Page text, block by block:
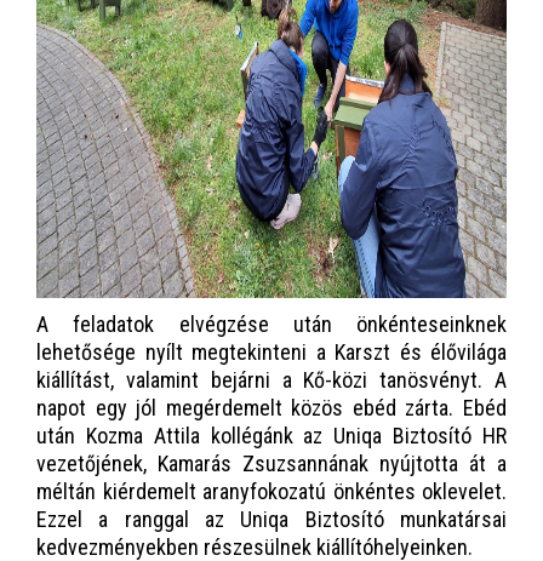
A feladatok elvégzése után önkénteseinknek
lehetősége nyílt megtekinteni a Karszt és élővilága
kiállítást, valamint bejárni a Kő-közi tanösvényt. A
napot egy jól megérdemelt közös ebéd zárta. Ebéd
után Kozma Attila kollégánk az Uniqa Biztosító HR
vezetőjének, Kamarás Zsuzsannának nyújtotta át a
méltán kiérdemelt aranyfokozatú önkéntes oklevelet.
Ezzel a ranggal az Uniqa Biztosító munkatársai
kedvezményekben részesülnek kiállítóhelyeinken.